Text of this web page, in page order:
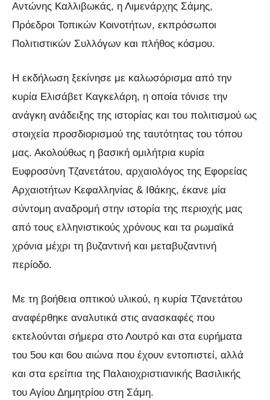
Αντώνης Καλλιβωκάς, η Λιμενάρχης Σάμης,
Πρόεδροι Τοπικών Κοινοτήτων, εκπρόσωποι
Πολιτιστικών Συλλόγων και πλήθος κόσμου.
Η εκδήλωση ξεκίνησε με καλωσόρισμα από την
κυρία Ελισάβετ Καγκελάρη, η οποία τόνισε την
ανάγκη ανάδειξης της ιστορίας και του πολιτισμού ως
στοιχεία προσδιορισμού της ταυτότητας του τόπου
μας. Ακολούθως η βασική ομιλήτρια κυρία
Ευφροσύνη Τζανετάτου, αρχαιολόγος της Εφορείας
Αρχαιοτήτων Κεφαλληνίας & Ιθάκης, έκανε μία
σύντομη αναδρομή στην ιστορία της περιοχής μας
από τους ελληνιστικούς χρόνους και τα ρωμαϊκά
χρόνια μέχρι τη βυζαντινή και μεταβυζαντινή
περίοδο.
Με τη βοήθεια οπτικού υλικού, η κυρία Τζανετάτου
αναφέρθηκε αναλυτικά στις ανασκαφές που
εκτελούνται σήμερα στο Λουτρό και στα ευρήματα
του 5ου και 6ου αιώνα που έχουν εντοπιστεί, αλλά
και στα ερείπια της Παλαιοχριστιανικής Βασιλικής
του Αγίου Δημητρίου στη Σάμη.